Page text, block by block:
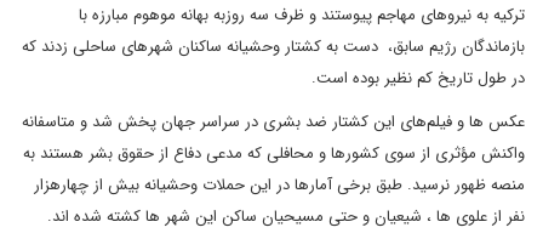
ترکیه به نیروهای مهاجم پیوستند و ظرف سه روزبه بهانه موهوم مبارزه با
بازماندگان رژیم سابق، دست به کشتار وحشیانه ساکنان شهرهای ساحلی زدند که
در طول تاریخ کم نظیر بوده است.
عکس ها و فیلم‌های این کشتار ضد بشری در سراسر جهان پخش شد و متاسفانه
واکنش مؤثری از سوی کشورها و محافلی که مدعی دفاع از حقوق بشر هستند به
منصه ظهور نرسید. طبق برخی آمارها در این حملات وحشیانه بیش از چهارهزار
نفر از علوی ها ، شیعیان و حتی مسیحیان ساکن این شهر ها کشته شده اند.